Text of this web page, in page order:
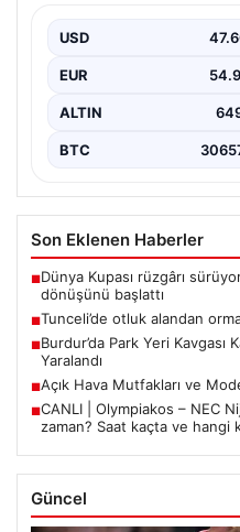
USD
EUR
ALTIN
BTC
Son Eklenen Haberler
■Dünya Kupası rüzgârı
dönüşünü başlattı
■Tunceli’de otluk alandan
■Burdur’da Park Yeri Kavgası
Yaralandı
■Açık Hava Mutfakları ve
■CANLI | Olympiakos – NEC
zaman? Saat kaçta ve hangi
Güncel